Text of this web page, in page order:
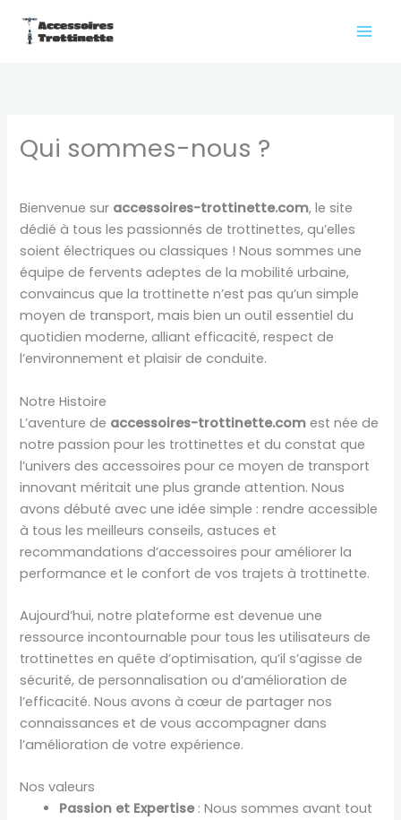
Qui sommes-nous ?
Bienvenue sur accessoires-trottinette.com, le site
dédié à tous les passionnés de trottinettes, qu’elles
soient électriques ou classiques ! Nous sommes une
équipe de fervents adeptes de la mobilité urbaine,
convaincus que la trottinette n’est pas qu’un simple
moyen de transport, mais bien un outil essentiel du
quotidien moderne, alliant efficacité, respect de
l’environnement et plaisir de conduite.
Notre Histoire
L’aventure de accessoires-trottinette.com est née de
notre passion pour les trottinettes et du constat que
l’univers des accessoires pour ce moyen de transport
innovant méritait une plus grande attention. Nous
avons débuté avec une idée simple : rendre accessible
à tous les meilleurs conseils, astuces et
recommandations d’accessoires pour améliorer la
performance et le confort de vos trajets à trottinette.
Aujourd’hui, notre plateforme est devenue une
ressource incontournable pour tous les utilisateurs de
trottinettes en quête d’optimisation, qu’il s’agisse de
sécurité, de personnalisation ou d’amélioration de
l’efficacité. Nous avons à cœur de partager nos
connaissances et de vous accompagner dans
l’amélioration de votre expérience.
Nos valeurs
Passion et Expertise: Nous sommes avant tout